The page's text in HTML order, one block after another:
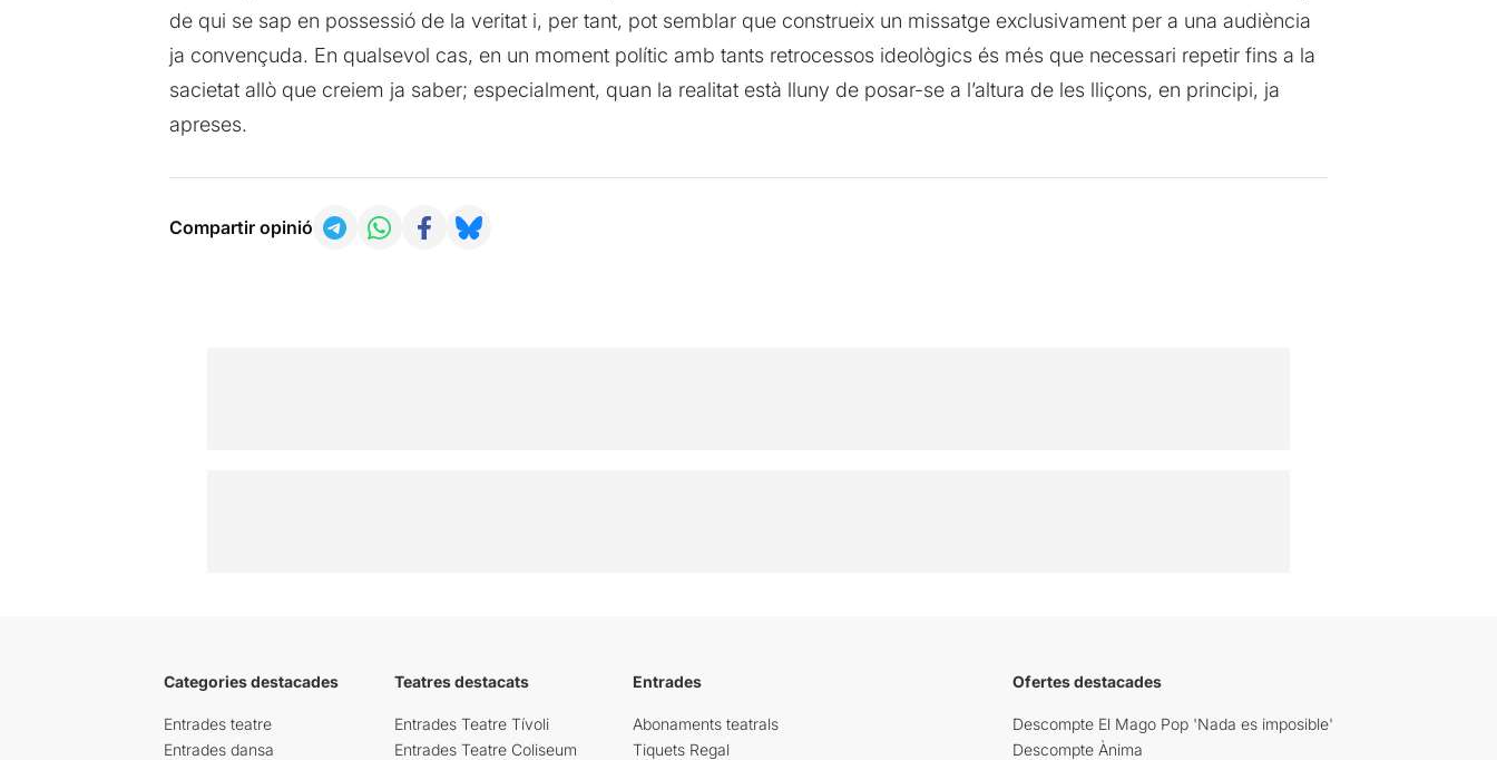
de qui se sap en possessió de la veritat i, per tant, pot semblar que construeix un missatge exclusivament per a una audiència
ja convençuda. En qualsevol cas, en un moment polític amb tants retrocessos ideològics és més que necessari repetir fins a la
sacietat allò que creiem ja saber; especialment, quan la realitat està lluny de posar-se a l’altura de les lliçons, en principi, ja
apreses.
Compartir opinió
Categories destacades
Entrades teatre
Entrades dansa
Teatres destacats
Entrades Teatre Tívoli
Entrades Teatre Coliseum
Entrades
Abonaments teatrals
Tiquets Regal
Ofertes destacades
Descompte El Mago Pop 'Nada es imposible'
Descompte Ànima